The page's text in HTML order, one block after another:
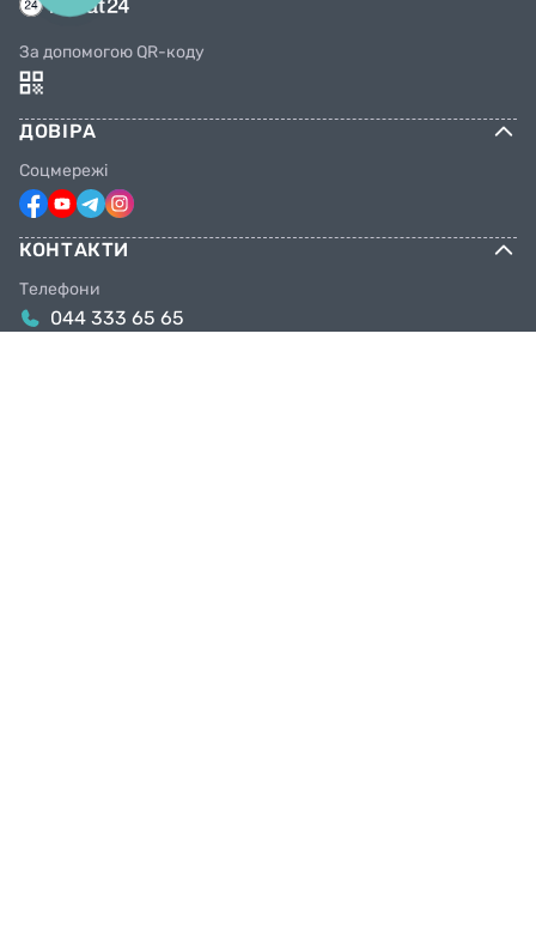
За допомогою QR-коду
ДОВІРА
Соцмережі
КОНТАКТИ
Телефони
044 333 65 65